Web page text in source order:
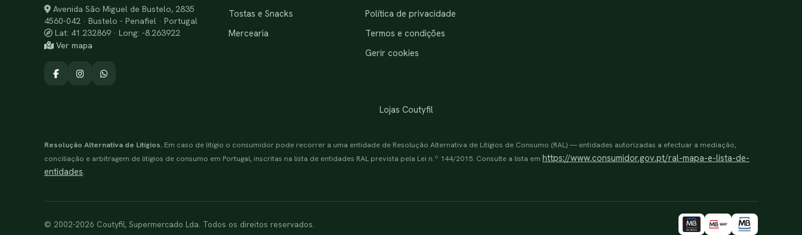
Avenida São Miguel de Bustelo, 2835
4560-042 · Bustelo - Penafiel · Portugal
Lat: 41.232869 · Long: -8.263922
Ver mapa
Tostas e Snacks
Mercearia
Política de privacidade
Termos e condições
Gerir cookies
Lojas Coutyfil
Resolução Alternativa de Litígios. Em caso de litígio o consumidor pode recorrer a uma entidade de Resolução Alternativa de Litígios de Consumo (RAL) — entidades autorizadas a efectuar a mediação,
conciliação e arbitragem de litígios de consumo em Portugal, inscritas na lista de entidades RAL prevista pela Lei n.º 144/2015. Consulte a lista em https://www.consumidor.gov.pt/ral-mapa-e-lista-de-
entidades.
© 2002-2026 Coutyfil, Supermercado Lda. Todos os direitos reservados.